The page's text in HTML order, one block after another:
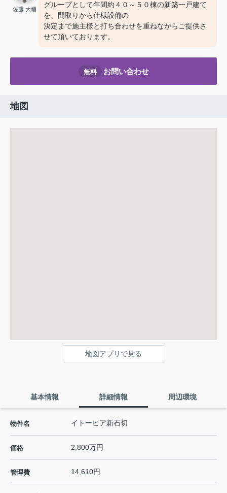
佐藤 大輔
グループとして年間約４０～５０棟の新築一戸建て
を、間取りから仕様設備の
決定まで施主様と打ち合わせを重ねながらご提供さ
せて頂いております。
無料 お問い合わせ
地図
地図アプリで見る
基本情報 詳細情報 周辺環境
物件名 イトーピア新石切
価格 2,800万円
管理費 14,610円